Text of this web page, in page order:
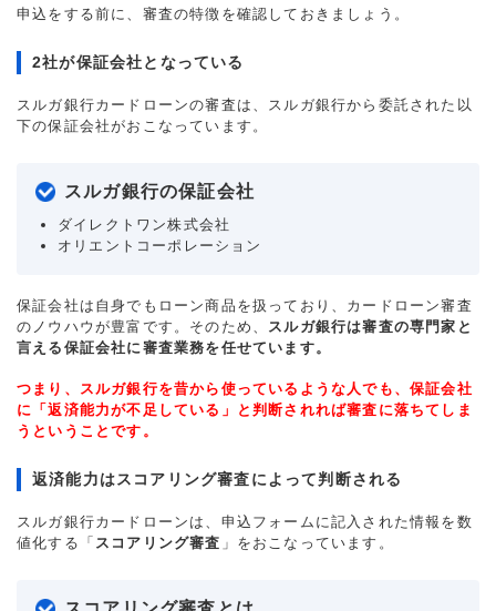
申込をする前に、審査の特徴を確認しておきましょう。
2社が保証会社となっている
スルガ銀行カードローンの審査は、スルガ銀行から委託された以
下の保証会社がおこなっています。
スルガ銀行の保証会社
ダイレクトワン株式会社
オリエントコーポレーション
保証会社は自身でもローン商品を扱っており、カードローン審査
のノウハウが豊富です。そのため、
スルガ銀行は審査の専門家と
言える保証会社に審査業務を任せています。
つまり、スルガ銀行を昔から使っているような人でも、保証会社
に「返済能力が不足している」と判断されれば審査に落ちてしま
うということです。
返済能力はスコアリング審査によって判断される
スルガ銀行カードローンは、申込フォームに記入された情報を数
値化する「 スコアリング審査 」をおこなっています。